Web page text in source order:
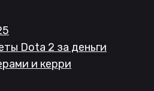
Dota 2 за деньги
и керри